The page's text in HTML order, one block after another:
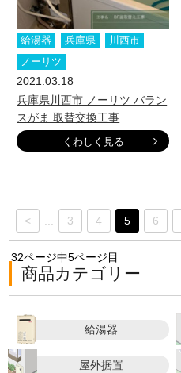
給湯器 兵庫県
川西市
ノーリツ
2021.03.18
兵庫県川西市 ノーリツ バラン
スがま 取替交換工事
くわしく見る
32ページ中5ページ目
< ... 3 4 5 6
商品カテゴリー
給湯器
屋外据置